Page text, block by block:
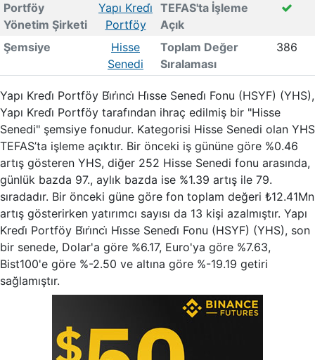
Portföy
Yönetim Şirketi
Yapı Kredi̇
Portföy
TEFAS'ta İşleme
Açık
Şemsiye
Hisse
Senedi
Toplam Değer
Sıralaması
386
Yapı Kredi̇ Portföy Bi̇ri̇nci̇ Hi̇sse Senedi̇ Fonu (HSYF) (YHS),
Yapı Kredi̇ Portföy tarafından ihraç edilmiş bir "Hisse
Senedi" şemsiye fonudur. Kategorisi Hisse Senedi olan YHS
TEFAS’ta işleme açıktır. Bir önceki iş gününe göre %0.46
artış gösteren YHS, diğer 252 Hisse Senedi fonu arasında,
günlük bazda 97., aylık bazda ise %1.39 artış ile 79.
sıradadır. Bir önceki güne göre fon toplam değeri ₺12.41Mn
artış gösterirken yatırımcı sayısı da 13 kişi azalmıştır. Yapı
Kredi̇ Portföy Bi̇ri̇nci̇ Hi̇sse Senedi̇ Fonu (HSYF) (YHS), son
bir senede, Dolar'a göre %6.17, Euro'ya göre %7.63,
Bist100'e göre %-2.50 ve altına göre %-19.19 getiri
sağlamıştır.